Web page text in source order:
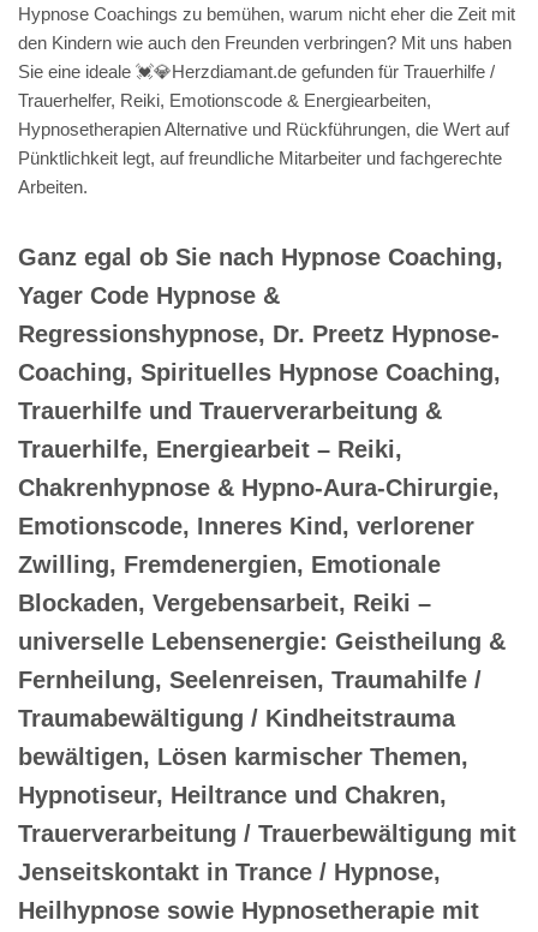
Hypnose Coachings zu bemühen, warum nicht eher die Zeit mit
den Kindern wie auch den Freunden verbringen? Mit uns haben
Sie eine ideale 💓️💎Herzdiamant.de gefunden für Trauerhilfe /
Trauerhelfer, Reiki, Emotionscode & Energiearbeiten,
Hypnosetherapien Alternative und Rückführungen, die Wert auf
Pünktlichkeit legt, auf freundliche Mitarbeiter und fachgerechte
Arbeiten.
Ganz egal ob Sie nach Hypnose Coaching,
Yager Code Hypnose &
Regressionshypnose, Dr. Preetz Hypnose-
Coaching, Spirituelles Hypnose Coaching,
Trauerhilfe und Trauerverarbeitung &
Trauerhilfe, Energiearbeit – Reiki,
Chakrenhypnose & Hypno-Aura-Chirurgie,
Emotionscode, Inneres Kind, verlorener
Zwilling, Fremdenergien, Emotionale
Blockaden, Vergebensarbeit, Reiki –
universelle Lebensenergie: Geistheilung &
Fernheilung, Seelenreisen, Traumahilfe /
Traumabewältigung / Kindheitstrauma
bewältigen, Lösen karmischer Themen,
Hypnotiseur, Heiltrance und Chakren,
Trauerverarbeitung / Trauerbewältigung mit
Jenseitskontakt in Trance / Hypnose,
Heilhypnose sowie Hypnosetherapie mit